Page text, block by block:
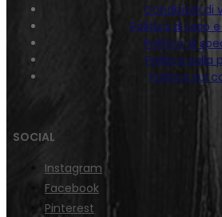
Condizioni di
Politica di reso
Politica di
Politica sulla
Politica sui
SOCIAL
Instagram
Facebook
Pinterest